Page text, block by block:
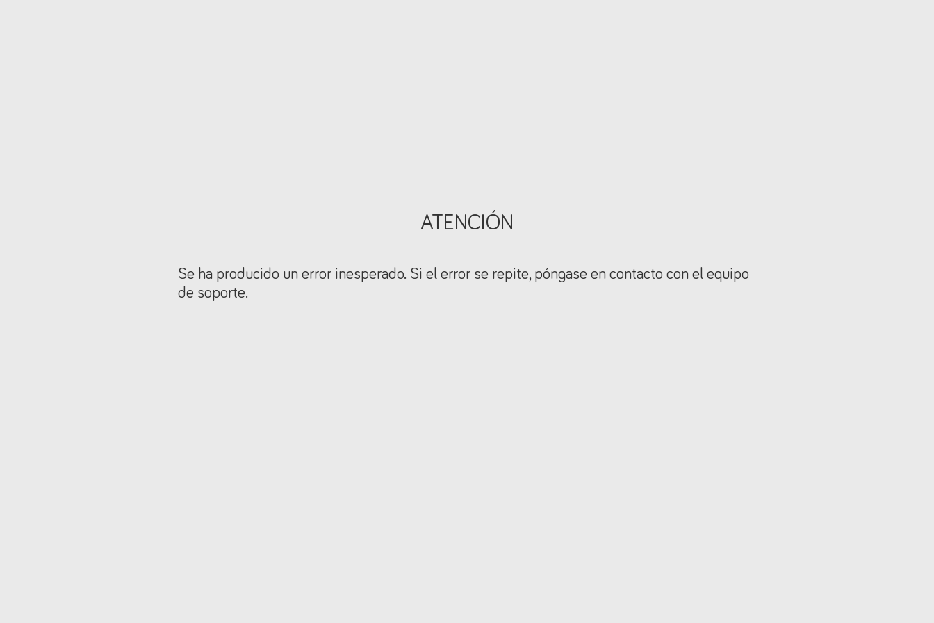
ATENCIÓN
Se ha producido un error inesperado. Si el error se repite, póngase en contacto con el equipo
de soporte.